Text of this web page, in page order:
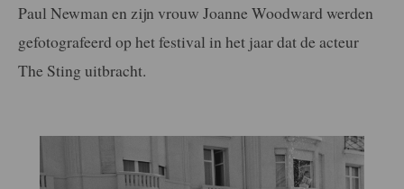
Paul Newman en zijn vrouw Joanne Woodward werden
gefotografeerd op het festival in het jaar dat de acteur
The Sting uitbracht.